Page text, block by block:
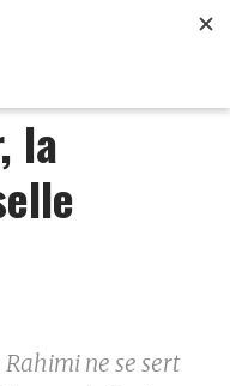
la
ne se sert